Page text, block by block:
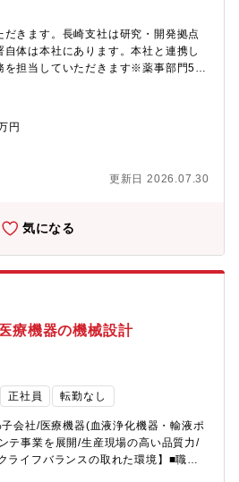
きます。長崎支社は研究・開発拠点
体は本社にあります。本社と連携し
を担当していただきます※薬事部門5名
現:医薬品医療機器等法)に基づく製品登
薬事対応 等◆世界30か国以上に同社の
ポジションでは国内海外いずれの薬事
◆海外の薬事業務の場合は、各国の代
円
更新日 2026.07.30
気になる
療機器の機械設計
正社員 転勤なし
会社/医療機器(血液浄化機器・輸液ポ
テ事業を展開/生産現場の高い品質力/
ライフバランスの取れた環境】■職務